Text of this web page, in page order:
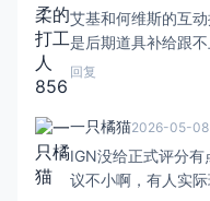
艾基和何维斯的互
是后期道具补给跟不
回复
一只橘猫2026-05-08
IGN没给正式评分
议不小啊，有人实际